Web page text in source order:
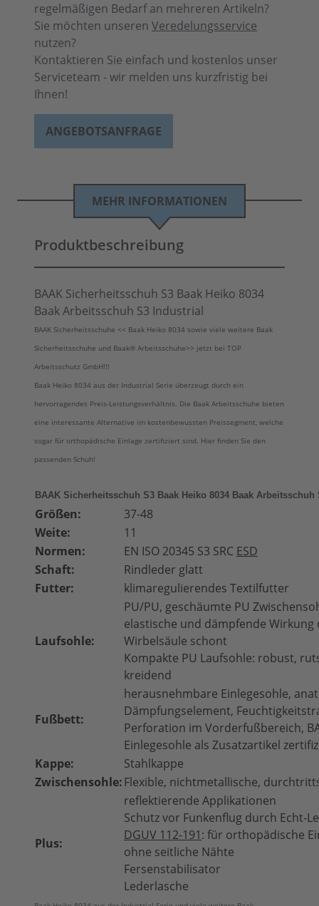
regelmäßigen Bedarf an mehreren Artikeln?
Sie möchten unseren Veredelungsservice
nutzen?
Kontaktieren Sie einfach und kostenlos unser
Serviceteam - wir melden uns kurzfristig bei
Ihnen!
ANGEBOTSANFRAGE
MEHR INFORMATIONEN
Produktbeschreibung
BAAK Sicherheitsschuh S3 Baak Heiko 8034
Baak Arbeitsschuh S3 Industrial
BAAK Sicherheitsschuhe << Baak Heiko 8034 sowie viele weitere Baak
Sicherheitsschuhe und Baak® Arbeitsschuhe>> jetzt bei TOP
Arbeitsschutz GmbH!!!
Baak Heiko 8034 aus der Industrial Serie überzeugt durch ein
hervorragendes Preis-Leistungsverhältnis. Die Baak Arbeitsschuhe bieten
eine interessante Alternative im kostenbewussten Preissegment, welche
sogar für orthopädische Einlage zertifiziert sind. Hier finden Sie den
passenden Schuh!
BAAK Sicherheitsschuh S3 Baak Heiko 8034 Baak
Größen:
37-48
Weite:
11
Normen:
EN ISO 20345 S3 SRC ESD
Schaft:
Rindleder glatt
Futter:
klimaregulierendes Textilfutter
Laufsohle:
PU/PU, geschäumte PU
elastische und dämpfende Wirkung
Wirbelsäule schont
Kompakte PU Laufsohle: robust,
kreidend
Fußbett:
herausnehmbare Einlegesohle,
Dämpfungselement,
Perforation im Vorderfußbereich,
Einlegesohle als Zusatzartikel
Kappe:
Stahlkappe
Zwischensohle:Flexible, nichtmetallische,
Plus:
reflektierende Applikationen
Schutz vor Funkenflug durch Echt-
DGUV 112-191: für orthopädische
ohne seitliche Nähte
Fersenstabilisator
Lederlasche